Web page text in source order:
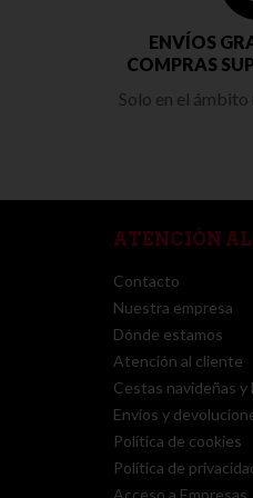
ENVÍOS
COMPRAS
Solo en el ámbito
ATENCIÓN
Contacto
Nuestra empresa
Dónde estamos
Atención al cliente
Cestas navideñas y
Envíos y
Política de cookies
Política de
Acceso a Empresas